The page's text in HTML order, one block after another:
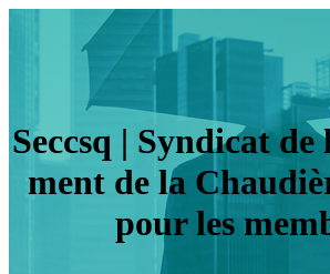
Seccsq | Syndicat de
ment de la
pour les